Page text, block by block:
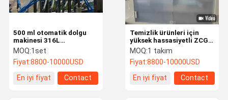
500 ml otomatik dolgu
makinesi 316L
dezenfektan dolgu
makinesi
MOQ:1set
Fiyat:8800-10000USD
En iyi fiyat
Contact
Temizlik ürünleri için
yüksek hassasiyetli ZCG-
12L Inline Otomatik Sıvı
Doldurma Makinesi
MOQ:1 takım
Fiyat:8800-10000USD
En iyi fiyat
Contact